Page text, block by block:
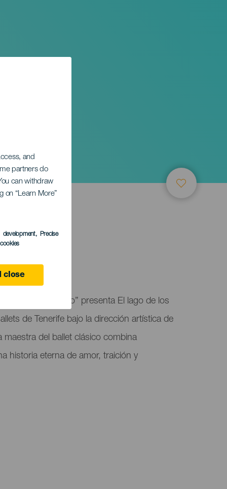
and
partners do
can withdraw
on “Learn More”
development, Precise
close
“El Salinero” presenta El lago de los
de Tenerife bajo la dirección artística de
del ballet clásico combina
historia eterna de amor, traición y